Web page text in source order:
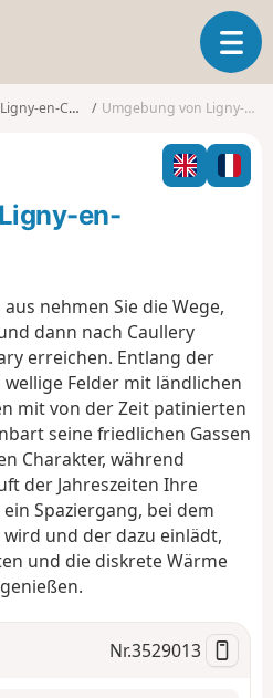
T
o
g
l
n
o
n
Ligny-en-Cambrésis Umgebung von Ligny-en-Cambrésis
en-
nehmen Sie die Wege,
dann nach Caullery
erreichen. Entlang der
Felder mit ländlichen
mit von der Zeit patinierten
seine friedlichen Gassen
Charakter, während
der Jahreszeiten Ihre
Spaziergang, bei dem
und der dazu einlädt,
und die diskrete Wärme
Nr.3529013